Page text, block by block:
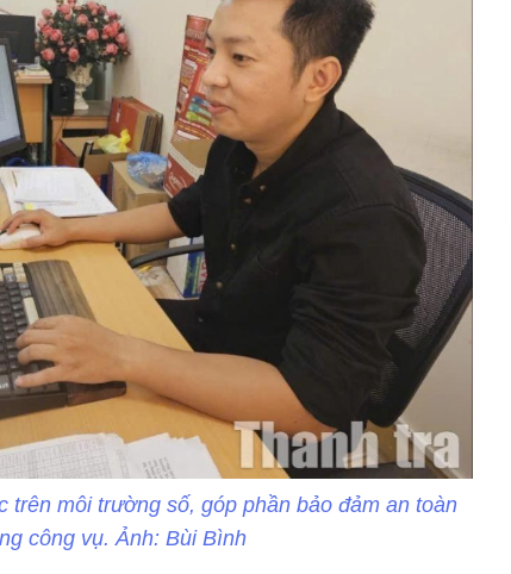
trên môi trường số, góp phần bảo đảm an toàn
công vụ. Ảnh: Bùi Bình